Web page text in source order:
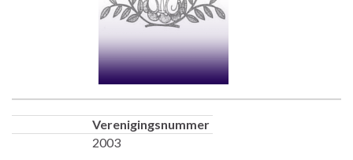
Verenigingsnummer
2003